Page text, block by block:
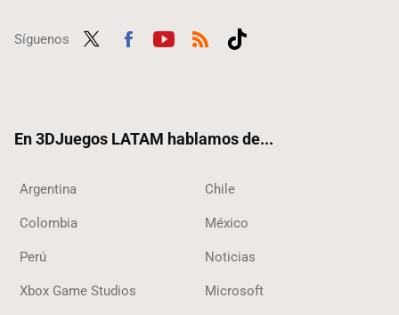
Síguenos
En 3DJuegos LATAM hablamos de...
Argentina Chile
Colombia México
Perú Noticias
Xbox Game Studios Microsoft